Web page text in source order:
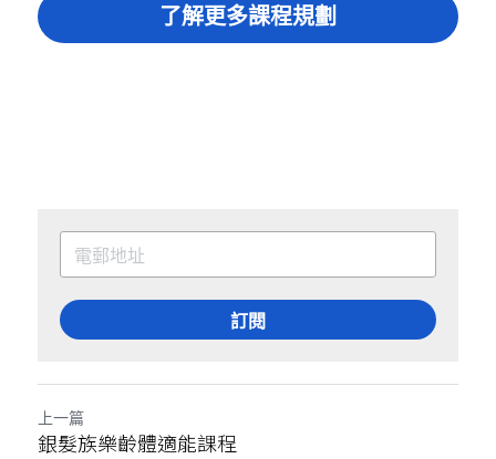
了解更多課程規劃
訂閱
上一篇
銀髮族樂齡體適能課程